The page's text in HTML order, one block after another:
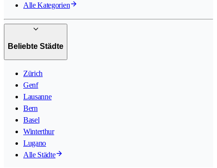
Alle Kategorien
Beliebte Städte
Zürich
Genf
Lausanne
Bern
Basel
Winterthur
Lugano
Alle Städte